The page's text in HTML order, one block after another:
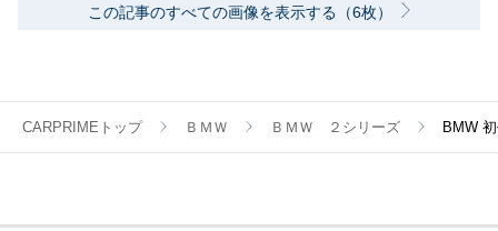
この記事のすべての画像を表示する（6枚）
CARPRIMEトップ ＢＭＷ ＢＭＷ ２シリーズ BMW